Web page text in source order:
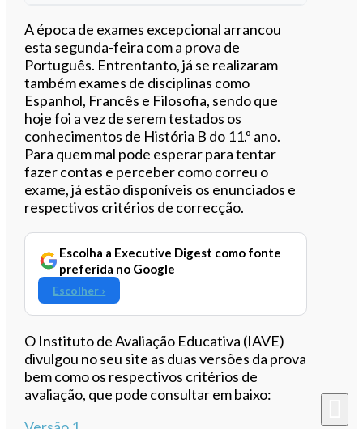
Ouvir este artigo
A época de exames excepcional arrancou
esta segunda-feira com a prova de
Português. Entrentanto, já se realizaram
também exames de disciplinas como
Espanhol, Francês e Filosofia, sendo que
hoje foi a vez de serem testados os
conhecimentos de História B do 11.º ano.
Para quem mal pode esperar para tentar
fazer contas e perceber como correu o
exame, já estão disponíveis os enunciados e
respectivos critérios de correcção.
Escolha a Executive Digest como fonte
preferida no Google
Escolher ›
O Instituto de Avaliação Educativa (IAVE)
divulgou no seu site as duas versões da prova
bem como os respectivos critérios de
avaliação, que pode consultar em baixo: